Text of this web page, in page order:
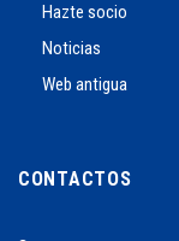
Hazte socio
Noticias
Web antigua
CONTACTOS